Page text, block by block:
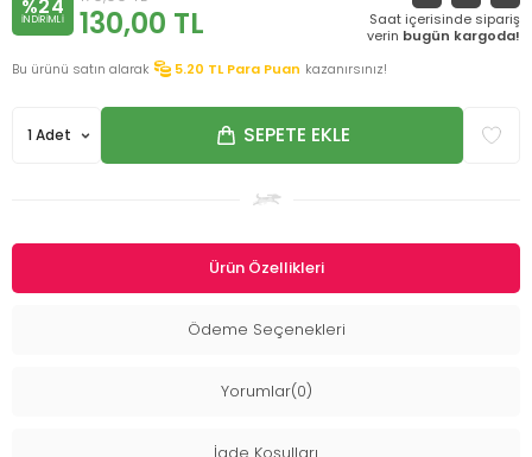
%24
INDIRIMLI 130,00 TL
Saat içerisinde sipariş
verin bugün kargoda!
Bu ürünü satın alarak
5.20 TL Para Puan kazanırsınız!
SEPETE EKLE
Ürün Özellikleri
Ödeme Seçenekleri
Yorumlar(0)